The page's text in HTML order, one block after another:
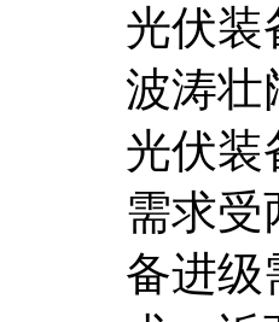
光伏装
波涛壮
光伏装
需求受
备进级